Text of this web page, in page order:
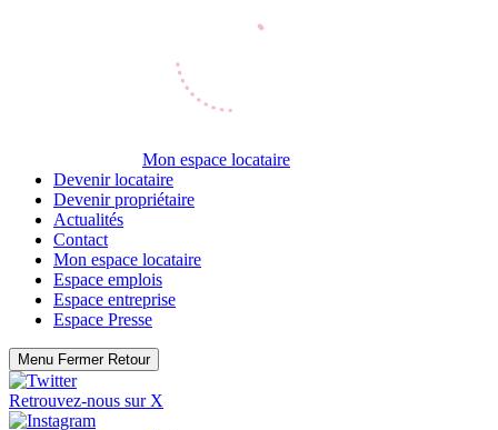
Mon espace locataire
Devenir locataire
Devenir propriétaire
Actualités
Contact
Mon espace locataire
Espace emplois
Espace entreprise
Espace Presse
Menu Fermer Retour
Retrouvez-nous sur X